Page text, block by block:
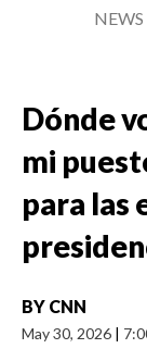
NEWS
Dónde
mi
para las
BY CNN
May 30, 2026 |